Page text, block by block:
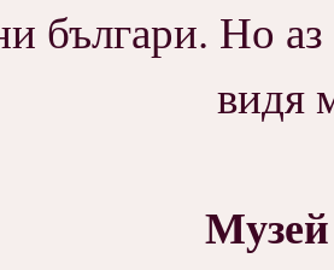
българи. Но
видя